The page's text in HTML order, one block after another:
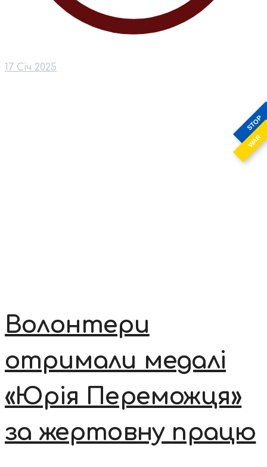
STOP
WAR
17 Січ 2025
Волонтери
отримали медалі
«Юрія Переможця»
за жертовну працю